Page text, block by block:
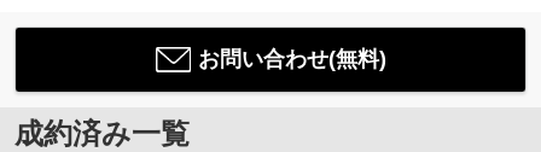
お問い合わせ(無料)
成約済み一覧